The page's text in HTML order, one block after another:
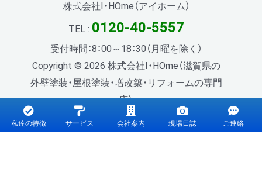
株式会社I・HOme（アイホーム）
TEL : 0120-40-5557
受付時間：8：00～18：30（月曜を除く）
Copyright © 2026 株式会社I・HOme（滋賀県の
外壁塗装・屋根塗装・増改築・リフォームの専門
店）.
私達の特徴 サービス 会社案内 現場日誌 ご連絡